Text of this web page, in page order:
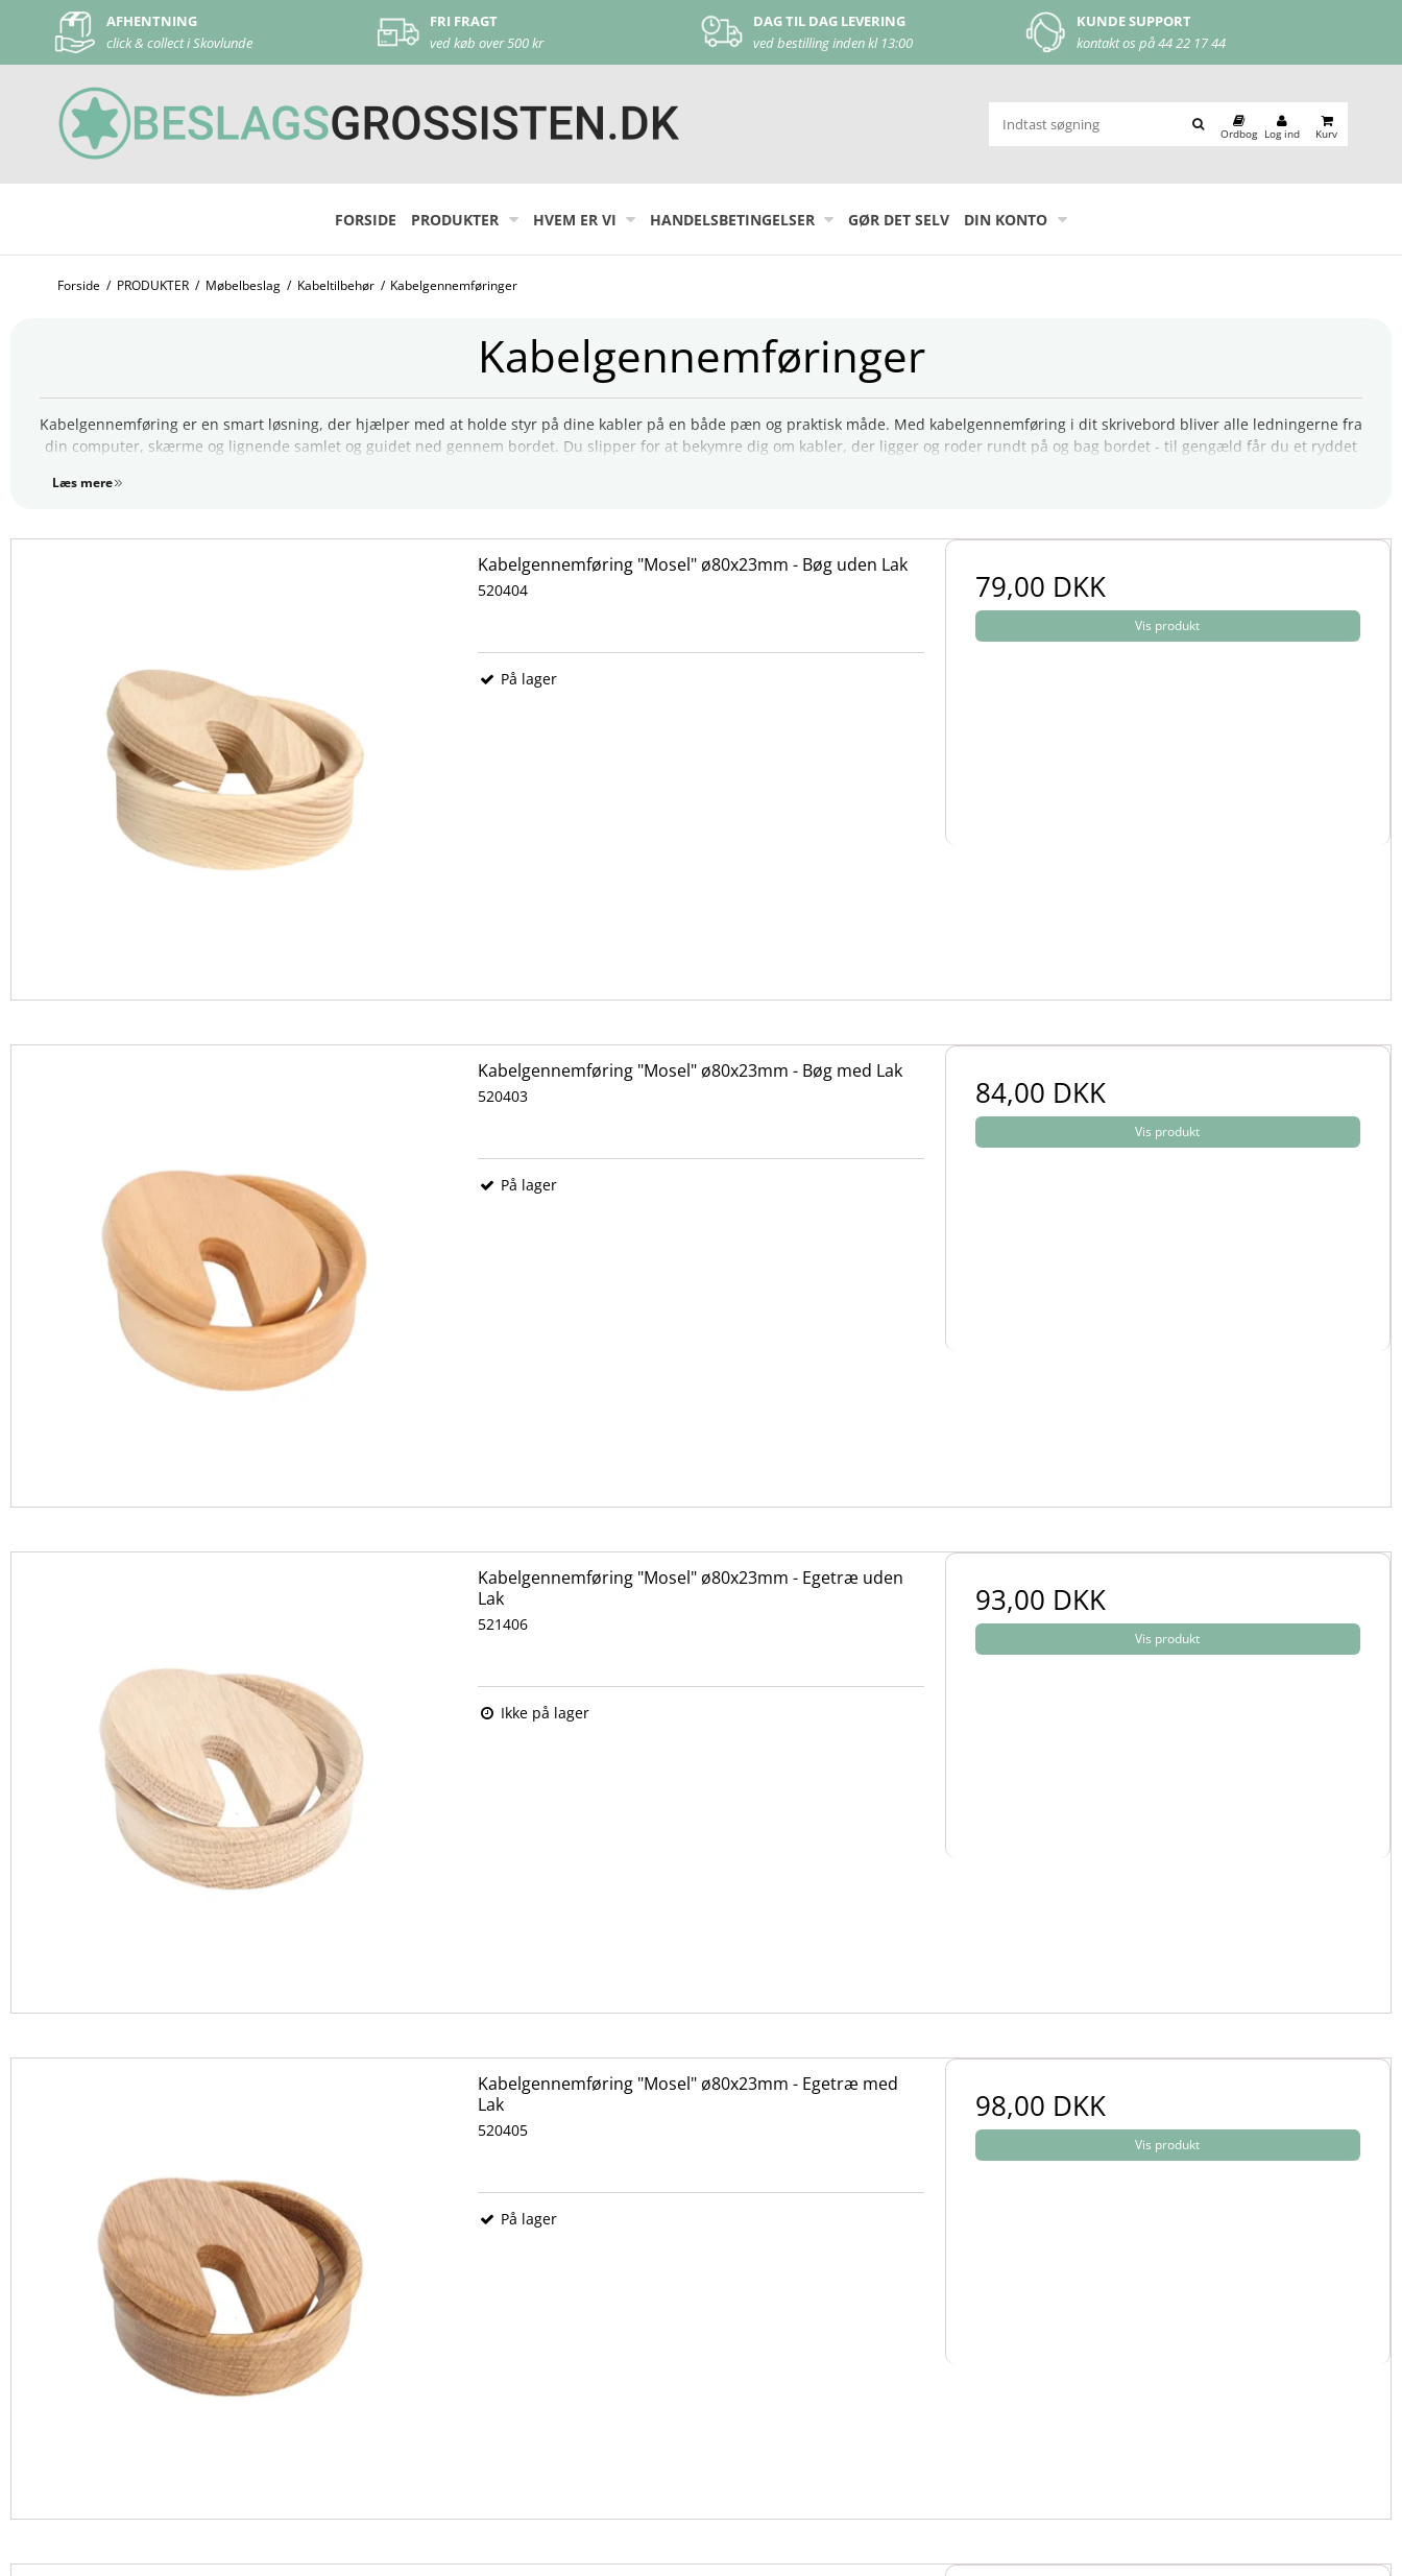
FRI FRAGT
ved køb over 500 kr
DAG TIL DAG LEVERING
ved bestilling inden kl 13:00
KUNDE SUPPORT
kontakt os på44 22 17 44
MOBILEPAY
let og nem betaling
Ordbog Log ind Kurv
FORSIDE PRODUKTER HVEM ER VI HANDELSBETINGELSER GØR DET SELV DIN KONTO
Forside / PRODUKTER / Møbelbeslag / Kabeltilbehør / Kabelgennemføringer
Kabelgennemføringer
Kabelgennemføring er en smart løsning, der hjælper med at holde styr på dine kabler på en både pæn og praktisk måde. Med kabelgennemføring i dit skrivebord bliver alle ledningerne fra
din computer, skærme og lignende samlet og guidet ned gennem bordet. Du slipper for at bekymre dig om kabler, der ligger og roder rundt på og bag bordet - til gengæld får du et ryddet
Læs mere
Kabelgennemføring "Mosel" ø80x23mm - Bøg uden Lak
520404
På lager
79,00 DKK
Vis produkt
Kabelgennemføring "Mosel" ø80x23mm - Bøg med Lak
520403
På lager
84,00 DKK
Vis produkt
Kabelgennemføring "Mosel" ø80x23mm - Egetræ uden
Lak
521406
Ikke på lager
93,00 DKK
Vis produkt
Kabelgennemføring "Mosel" ø80x23mm - Egetræ med
Lak
520405
På lager
98,00 DKK
Vis produkt